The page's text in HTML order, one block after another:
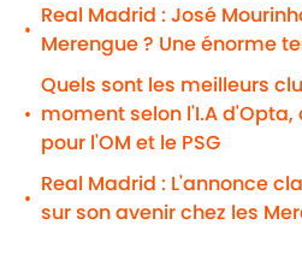
•
Real Madrid : José
Merengue ? Une énorme
•
Quels sont les meilleurs
moment selon l'I.A
pour l'OM et le PSG
•
Real Madrid : L'annonce
sur son avenir chez les